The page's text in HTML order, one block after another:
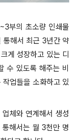
부의 초소량 인쇄물
통해서 최근 3년간 약
게 성장하고 있는 디
수 있도록 해주는 비
업들을 소화하고 있
체와 연계해서 생성
해서는 월 3천만 명